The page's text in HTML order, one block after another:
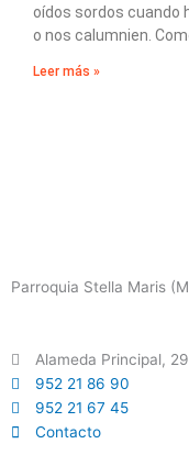
oídos sordos cuando
o nos calumnien.
Leer más »
Parroquia Stella Maris
Alameda Principal,
952 21 86 90
952 21 67 45
Contacto